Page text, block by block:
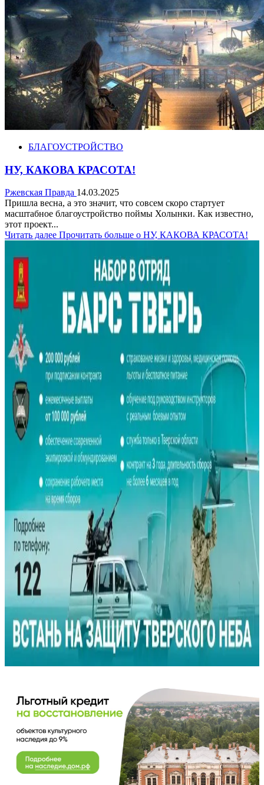
БЛАГОУСТРОЙСТВО
НУ, КАКОВА КРАСОТА!
Ржевская Правда 14.03.2025
Пришла весна, а это значит, что совсем скоро стартует
масштабное благоустройство поймы Холынки. Как известно,
этот проект...
Читать далее Прочитать больше о НУ, КАКОВА КРАСОТА!